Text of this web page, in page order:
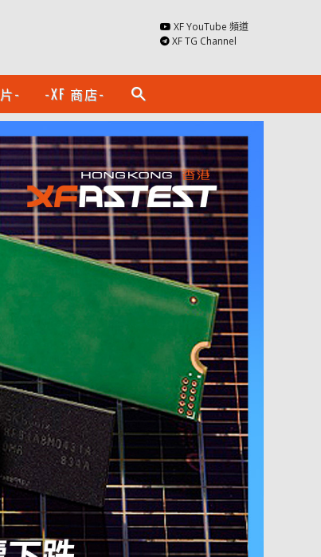
XF YouTube 頻道
XF TG Channel
- -XF 商店- search